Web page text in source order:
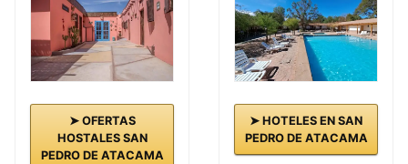
➤ OFERTAS
HOSTALES SAN
PEDRO DE ATACAMA
➤ HOTELES EN SAN
PEDRO DE ATACAMA